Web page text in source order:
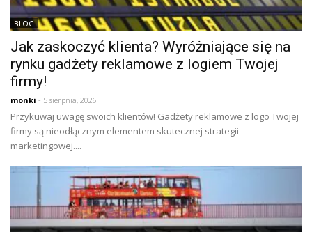
BLOG
Jak zaskoczyć klienta? Wyróżniające się na
rynku gadżety reklamowe z logiem Twojej
firmy!
monki - 5 sierpnia, 2026
Przykuwaj uwagę swoich klientów! Gadżety reklamowe z logo Twojej
firmy są nieodłącznym elementem skutecznej strategii
marketingowej....